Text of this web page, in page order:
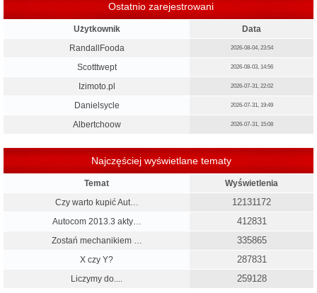
Ostatnio zarejestrowani
Użytkownik
Data
RandallFooda
2026-08-04, 23:54
Scotttwept 2026-08-03, 14:56
Izimoto.pl 2026-07-31, 22:02
Danielsycle 2026-07-31, 19:49
Albertchoow 2026-07-31, 15:08
Najczęściej wyświetlane tematy
Temat
Wyświetlenia
Czy warto kupić Aut…
12131172
Autocom 2013.3 akty… 412831
Zostań mechanikiem … 335865
X czy Y? 287831
Liczymy do.... 259128